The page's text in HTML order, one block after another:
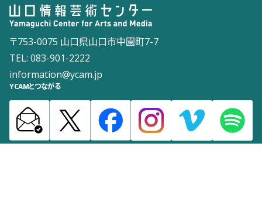
〒753-0075 山口県山口市中園町7-7
TEL: 083-901-2222
information@ycam.jp
YCAMとつながる